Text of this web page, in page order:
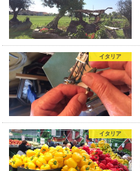
イタリア
イタリア